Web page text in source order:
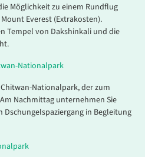
Möglichkeit zu einem Rundflug
Everest (Extrakosten).
Tempel von Dakshinkali und die
Nationalpark
Nationalpark, der zum
Nachmittag unternehmen Sie
in Begleitung